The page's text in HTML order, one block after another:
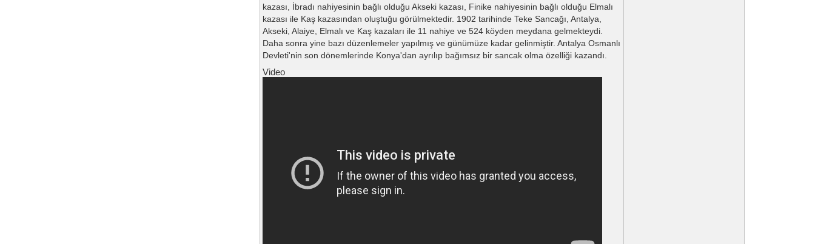
kazası, İbradı nahiyesinin bağlı olduğu Akseki kazası, Finike nahiyesinin bağlı olduğu Elmalı
kazası ile Kaş kazasından oluştuğu görülmektedir. 1902 tarihinde Teke Sancağı, Antalya,
Akseki, Alaiye, Elmalı ve Kaş kazaları ile 11 nahiye ve 524 köyden meydana gelmekteydi.
Daha sonra yine bazı düzenlemeler yapılmış ve günümüze kadar gelinmiştir. Antalya Osmanlı
Devleti'nin son dönemlerinde Konya'dan ayrılıp bağımsız bir sancak olma özelliği kazandı.
Video